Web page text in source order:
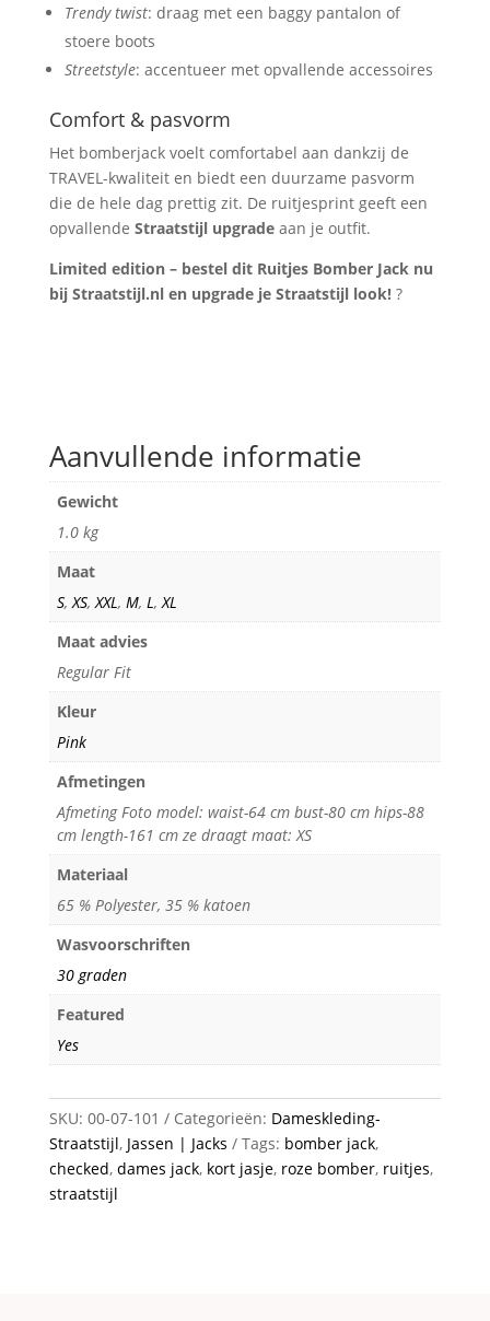
Trendy twist: draag met een baggy pantalon of
stoere boots
Streetstyle: accentueer met opvallende accessoires
Comfort & pasvorm
Het bomberjack voelt comfortabel aan dankzij de
TRAVEL-kwaliteit en biedt een duurzame pasvorm
die de hele dag prettig zit. De ruitjesprint geeft een
opvallende Straatstijl upgradeaan je outfit.
Limited edition – bestel dit Ruitjes Bomber Jack nu
bij Straatstijl.nl en upgrade je Straatstijl look!?
Aanvullende informatie
Gewicht
1.0 kg
Maat
S,XS,XXL, M, L,XL
Maat advies
Regular Fit
Kleur
Pink
Afmetingen
Afmeting Foto model: waist-64 cm bust-80 cm hips-88
cm length-161 cm ze draagt maat: XS
Materiaal
65 % Polyester, 35 % katoen
Wasvoorschriften
30 graden
Featured
Yes
SKU: 00-07-101 Categorieën: Dameskleding-
Straatstijl, Jassen | Jacks Tags: bomber jack,
checked, dames jack, kort jasje, roze bomber, ruitjes,
straatstijl